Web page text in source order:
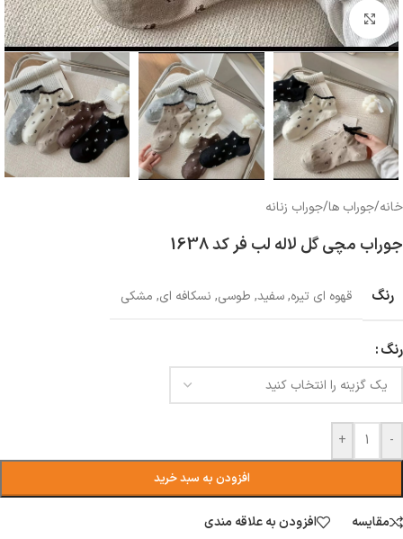
بزرگنمایی تصویر
خانه/جوراب ها/جوراب زنانه
جوراب مچی گل لاله لب فر کد 1638
رنگ قهوه ای تیره,سفید, طوسی, نسکافه ای, مشکی
رنگ
-
+
افزودن به سبد خرید
مقایسه افزودن به علاقه مندی